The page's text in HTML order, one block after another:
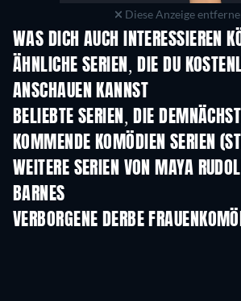
Diese Anzeige
WAS DICH AUCH INTERESSIEREN
Serie
ÄHNLICHE SERIEN, DIE DU
ANSCHAUEN KANNST
Serie
BELIEBTE SERIEN, DIE
Serie
KOMMENDE KOMÖDIEN SERIEN
Staffel 6
WEITERE SERIEN VON MAYA
BARNES
VERBORGENE DERBE